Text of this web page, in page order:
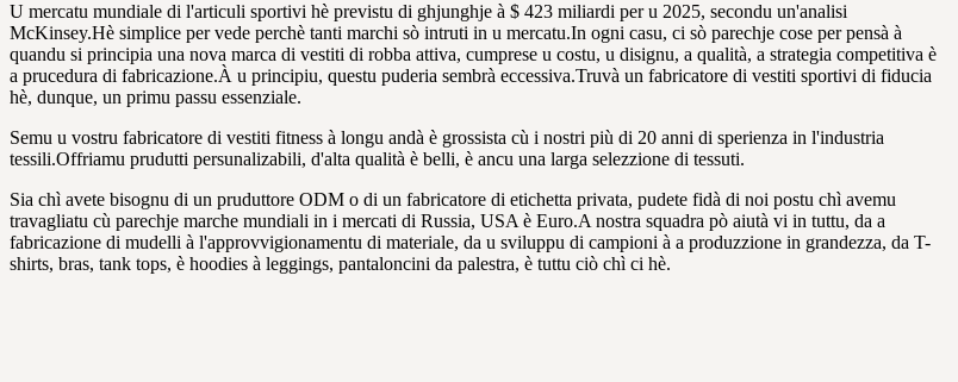
U mercatu mundiale di l'articuli sportivi hè previstu di ghjunghje à $ 423 miliardi per u 2025, secondu un'analisi
McKinsey.Hè simplice per vede perchè tanti marchi sò intruti in u mercatu.In ogni casu, ci sò parechje cose per pensà à
quandu si principia una nova marca di vestiti di robba attiva, cumprese u costu, u disignu, a qualità, a strategia competitiva è
a prucedura di fabricazione.À u principiu, questu puderia sembrà eccessiva.Truvà un fabricatore di vestiti sportivi di fiducia
hè, dunque, un primu passu essenziale.
Semu u vostru fabricatore di vestiti fitness à longu andà è grossista cù i nostri più di 20 anni di sperienza in l'industria
tessili.Offriamu prudutti persunalizabili, d'alta qualità è belli, è ancu una larga selezzione di tessuti.
Sia chì avete bisognu di un pruduttore ODM o di un fabricatore di etichetta privata, pudete fidà di noi postu chì avemu
travagliatu cù parechje marche mundiali in i mercati di Russia, USA è Euro.A nostra squadra pò aiutà vi in ​​tuttu, da a
fabricazione di mudelli à l'approvvigionamentu di materiale, da u sviluppu di campioni à a produzzione in grandezza, da T-
shirts, bras, tank tops, è hoodies à leggings, pantaloncini da palestra, è tuttu ciò chì ci hè.